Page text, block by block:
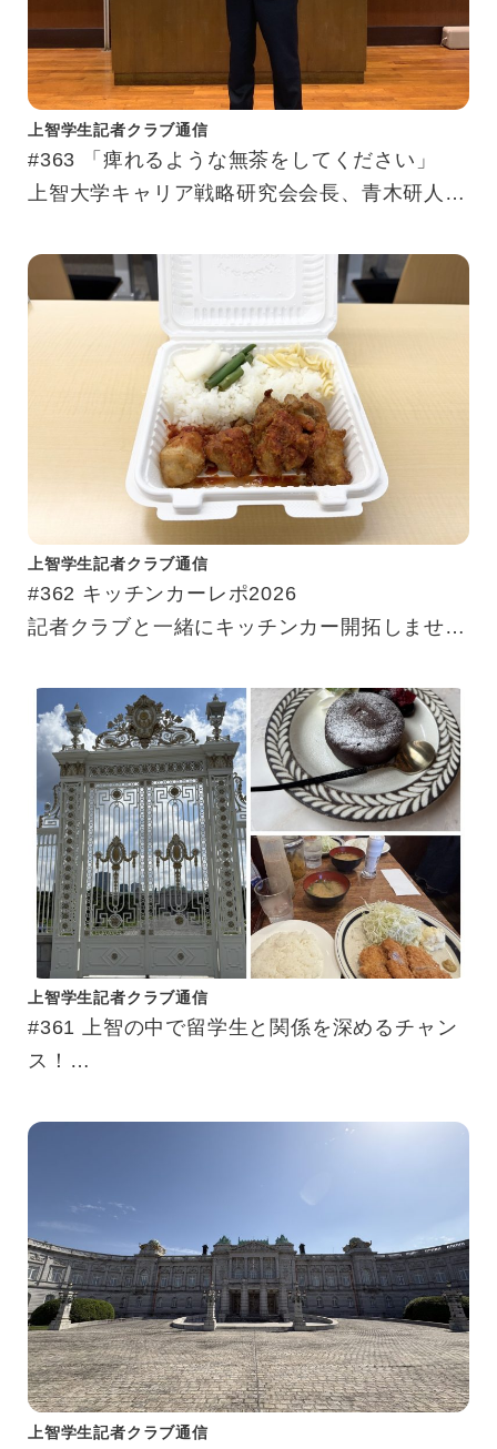
上智学生記者クラブ通信
#363 「痺れるような無茶をしてください」
上智大学キャリア戦略研究会会長、青木研人氏
上智学生記者クラブ通信
#362 キッチンカーレポ2026
記者クラブと一緒にキッチンカー開拓しません
上智学生記者クラブ通信
#361 上智の中で留学生と関係を深めるチャン
ス！
上智学生記者クラブ通信